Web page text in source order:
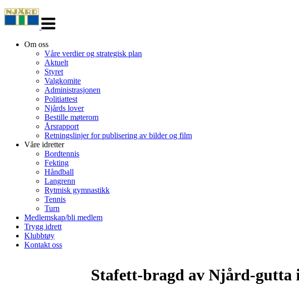
navigasjon
Om oss
Våre verdier og strategisk plan
Aktuelt
Styret
Valgkomite
Administrasjonen
Politiattest
Njårds lover
Bestille møterom
Årsrapport
Retningslinjer for publisering av bilder og film
Våre idretter
Bordtennis
Fekting
Håndball
Langrenn
Rytmisk gymnastikk
Tennis
Turn
Medlemskap/bli medlem
Trygg idrett
Klubbtøy
Kontakt oss
Stafett-bragd av Njård-gutta